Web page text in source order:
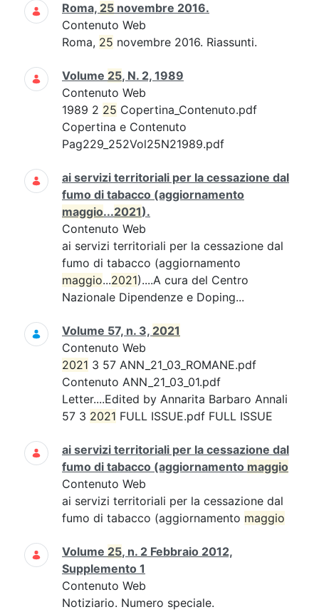
Roma, 25 novembre 2016.
Contenuto Web
Roma, 25 novembre 2016. Riassunti.
Volume 25, N. 2, 1989
Contenuto Web
1989 2 25 Copertina_Contenuto.pdf
Copertina e Contenuto
Pag229_252Vol25N21989.pdf
ai servizi territoriali per la cessazione dal
fumo di tabacco (aggiornamento
maggio...2021).
Contenuto Web
ai servizi territoriali per la cessazione dal
fumo di tabacco (aggiornamento
maggio...2021)....A cura del Centro
Nazionale Dipendenze e Doping...
Volume 57, n. 3, 2021
Contenuto Web
2021 3 57 ANN_21_03_ROMANE.pdf
Contenuto ANN_21_03_01.pdf
Letter....Edited by Annarita Barbaro Annali
57 3 2021 FULL ISSUE.pdf FULL ISSUE
ai servizi territoriali per la cessazione dal
fumo di tabacco (aggiornamento maggio
Contenuto Web
ai servizi territoriali per la cessazione dal
fumo di tabacco (aggiornamento maggio
Volume 25, n. 2 Febbraio 2012,
Supplemento 1
Contenuto Web
Notiziario. Numero speciale.